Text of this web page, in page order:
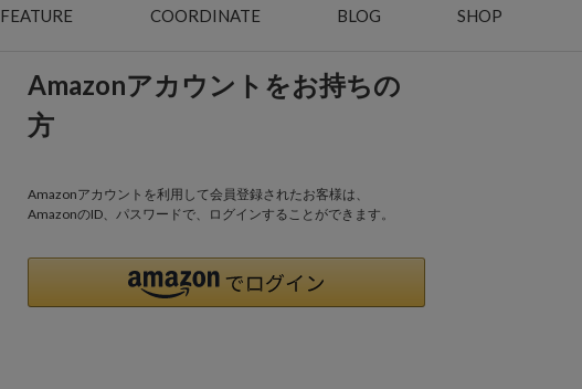
FEATURE COORDINATE BLOG SHOP
Amazonアカウントをお持ちの
方
Amazonアカウントを利用して会員登録されたお客様は、
AmazonのID、パスワードで、ログインすることができます。